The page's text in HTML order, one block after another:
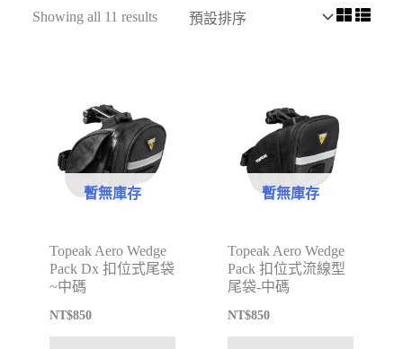
Showing all 11 results
暫無庫存
Topeak Aero Wedge
Pack Dx 扣位式尾袋
~中碼
NT$850
暫無庫存
Topeak Aero Wedge
Pack 扣位式流線型
尾袋-中碼
NT$850